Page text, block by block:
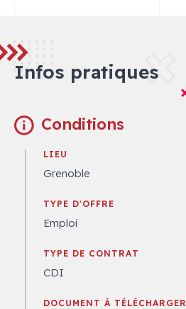
Infos pratiques
Conditions
LIEU
Grenoble
TYPE D'OFFRE
Emploi
TYPE DE CONTRAT
CDI
DOCUMENT À TÉLÉCHARGER